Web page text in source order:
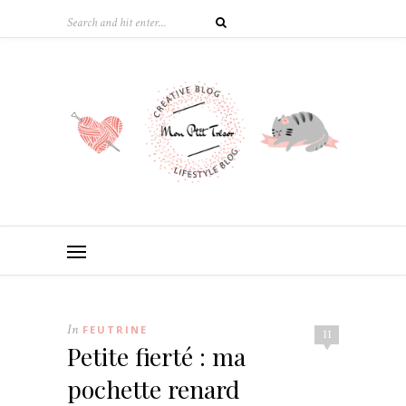
11
In FEUTRINE
Petite fierté : ma
pochette renard